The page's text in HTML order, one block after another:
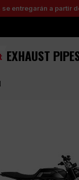
entregarán a partir
EXHAUST